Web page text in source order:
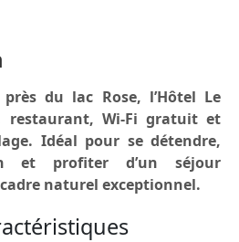
du lac Rose, l’Hôtel Le
restaurant, Wi-Fi gratuit et
Idéal pour se détendre,
et profiter d’un séjour
naturel exceptionnel.